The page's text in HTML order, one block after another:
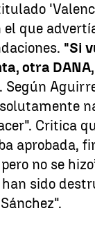
el que
"Si
otra
Según
Critica
aprobada,
no se
sido